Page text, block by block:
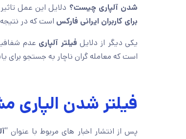
شدن آلپاری چیست؟ دلایل این عمل
برای کاربران ایرانی فارکس است که در
یکی دیگر از دلایل فیلتر آلپاری عدم
است که معامله گران ناچار به جستجو برای
فیلتر شدن
پس از انتشار اخبار های مربوط با عنوان “